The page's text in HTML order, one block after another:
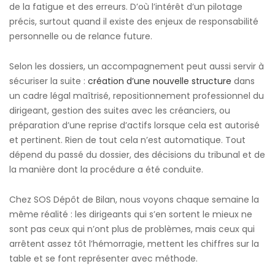
de la fatigue et des erreurs. D’où l’intérêt d’un pilotage
précis, surtout quand il existe des enjeux de responsabilité
personnelle ou de relance future.
Selon les dossiers, un accompagnement peut aussi servir à
sécuriser la suite : création d’une nouvelle structure dans
un cadre légal maîtrisé, repositionnement professionnel du
dirigeant, gestion des suites avec les créanciers, ou
préparation d’une reprise d’actifs lorsque cela est autorisé
et pertinent. Rien de tout cela n’est automatique. Tout
dépend du passé du dossier, des décisions du tribunal et de
la manière dont la procédure a été conduite.
Chez SOS Dépôt de Bilan, nous voyons chaque semaine la
même réalité : les dirigeants qui s’en sortent le mieux ne
sont pas ceux qui n’ont plus de problèmes, mais ceux qui
arrêtent assez tôt l’hémorragie, mettent les chiffres sur la
table et se font représenter avec méthode.